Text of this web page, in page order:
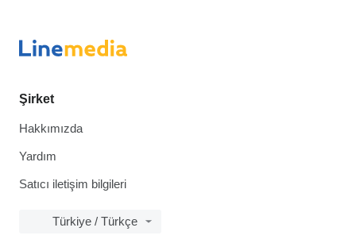
Şirket
Hakkımızda
Yardım
Satıcı iletişim bilgileri
Türkiye / Türkçe